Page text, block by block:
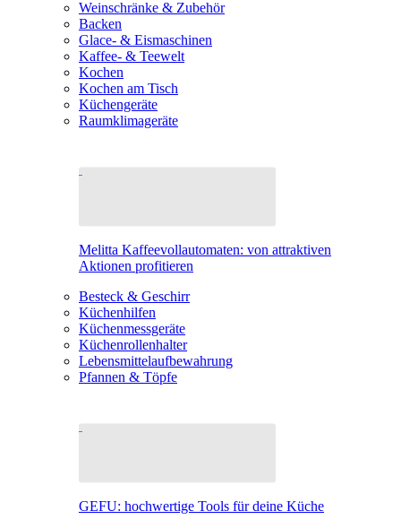
Weinschränke & Zubehör
Backen
Glace- & Eismaschinen
Kaffee- & Teewelt
Kochen
Kochen am Tisch
Küchengeräte
Raumklimageräte
Melitta Kaffeevollautomaten: von attraktiven
Aktionen profitieren
Besteck & Geschirr
Küchenhilfen
Küchenmessgeräte
Küchenrollenhalter
Lebensmittelaufbewahrung
Pfannen & Töpfe
GEFU: hochwertige Tools für deine Küche